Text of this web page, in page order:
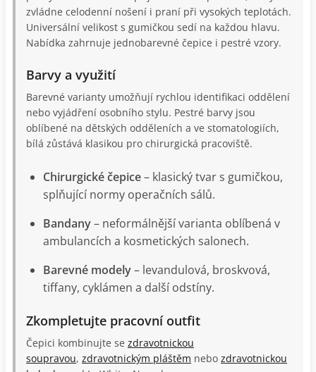
zvládne celodenní nošení i praní při vysokých teplotách.
Universální velikost s gumičkou sedí na každou hlavu.
Nabídka zahrnuje jednobarevné čepice i pestré vzory.
Barvy a využití
Barevné varianty umožňují rychlou identifikaci oddělení
nebo vyjádření osobního stylu. Pestré barvy jsou
oblíbené na dětských odděleních a ve stomatologiích,
bílá zůstává klasikou pro chirurgická pracoviště.
Chirurgické čepice– klasický tvar s gumičkou,
splňující normy operačních sálů.
Bandany– neformálnější varianta oblíbená v
ambulancích a kosmetických salonech.
Barevné modely– levandulová, broskvová,
tiffany, cyklámen a další odstíny.
Zkompletujte pracovní outfit
Čepici kombinujte se zdravotnickou
soupravou, zdravotnickým pláštěm nebo zdravotnickou